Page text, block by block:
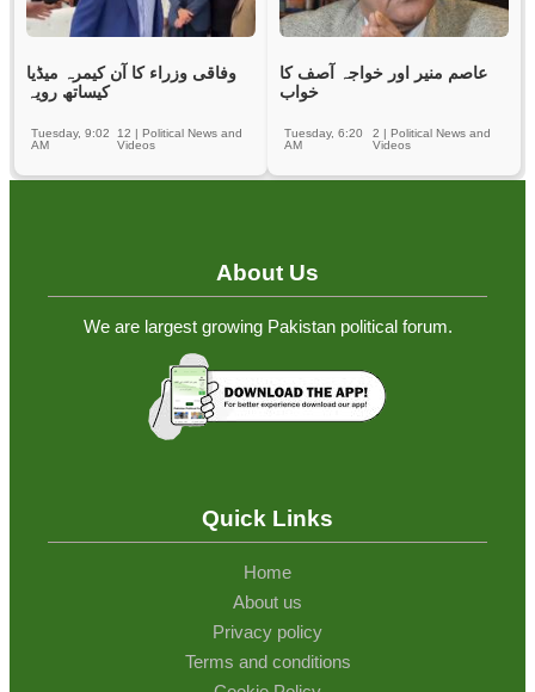
وفاقی وزراء کا آن کیمرہ میڈیا
کیساتھ رویہ
12 |Political News and
Videos
Tuesday, 9:02
AM
عاصم منیر اور خواجہ آصف کا
خواب
2 |Political News and
Videos
Tuesday, 6:20
AM
About Us
We are largest growing Pakistan political forum.
Quick Links
Home
About us
Privacy policy
Terms and conditions